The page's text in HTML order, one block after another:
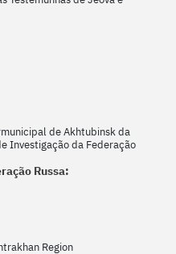
de Akhtubinsk da
Investigação da Federação
Russa:
Region